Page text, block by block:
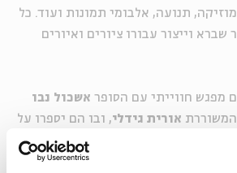
תנועה, אלבומי תמונות ועוד. כל
שברא וייצור עבורו ציורים ואיורים
מפגש חווייתי עם הסופר אשכול נבו
אורית גידלי, ובו הם יספרו על
של ספריהם
חגיגי לילדים ולמשפחותיהם, ושם